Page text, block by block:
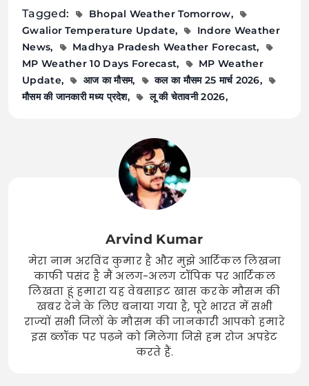
Tagged:
Bhopal Weather Tomorrow
Gwalior Temperature Update
Indore Weather
News
Madhya Pradesh Weather Forecast
MP Weather 10 Days Forecast
MP Weather
Update
आज का मौसम
कल का मौसम 25 मार्च 2026
मौसम की जानकारी मध्य प्रदेश
लू की चेतावनी 2026
Arvind Kumar
मेरा नाम अरविंद कुमार है और मुझे आर्टिकल लिखना
काफी पसंद है मैं अलग-अलग टॉपिक पर आर्टिकल
लिखता हूं हमारा यह वेबसाइट खास करके मौसम की
खबर देने के लिए बनाया गया है, पूरे भारत में सभी
राज्यों सभी जिलों के मौसम की जानकारी आपको हमारे
इस ब्लॉक पर पढ़ने को मिलेगा जिसे हम रोज अपडेट
करते हैं.